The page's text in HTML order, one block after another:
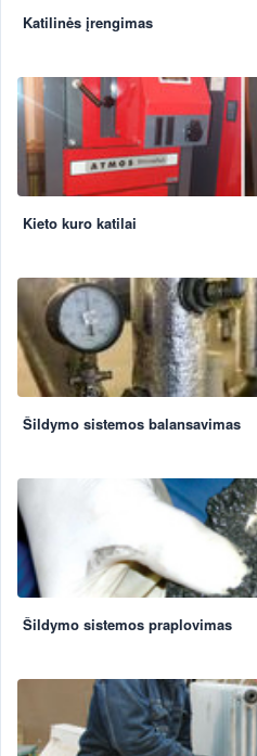
Katilinės įrengimas
Kieto kuro katilai
Šildymo sistemos balansavimas
Šildymo sistemos praplovimas